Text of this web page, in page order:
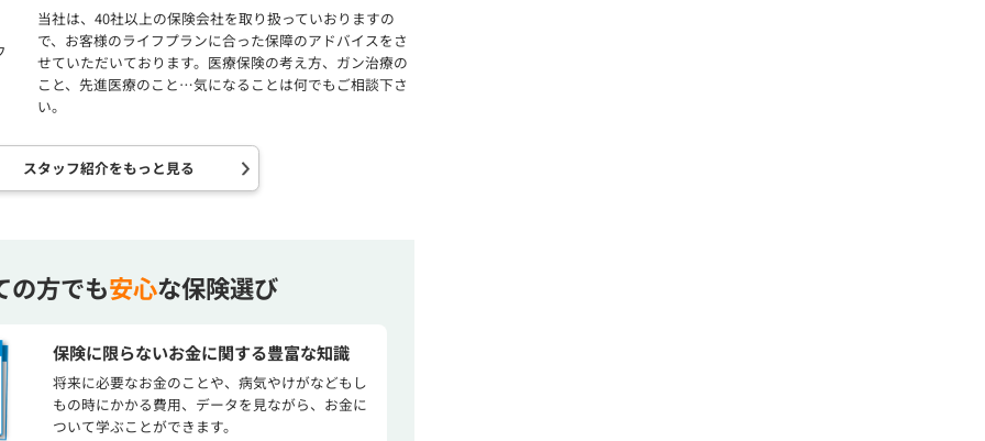
当社は、40社以上の保険会社を取り扱っていおりますの
で、お客様のライフプランに合った保障のアドバイスをさ
せていただいております。医療保険の考え方、ガン治療の
こと、先進医療のこと…気になることは何でもご相談下さ
い。
スタッフ紹介をもっと見る
の方でも安心な保険選び
保険に限らないお金に関する豊富な知識
将来に必要なお金のことや、病気やけがなどもし
もの時にかかる費用、データを見ながら、お金に
ついて学ぶことができます。